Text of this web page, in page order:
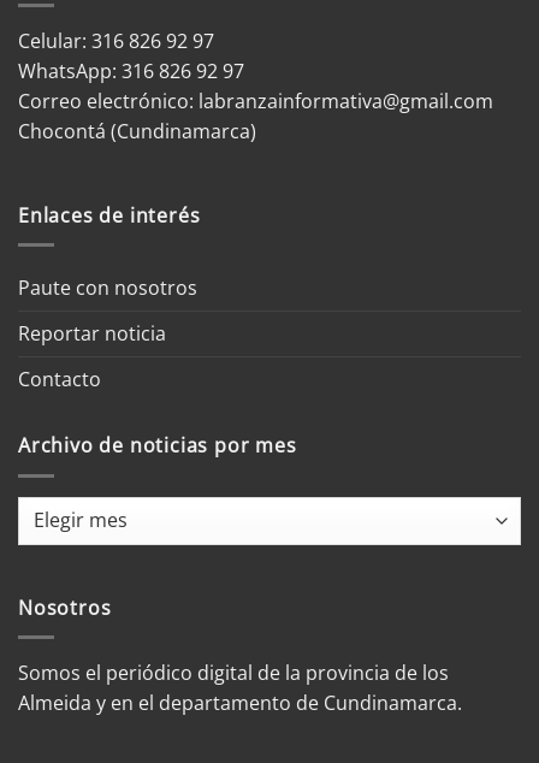
Celular: 316 826 92 97
WhatsApp: 316 826 92 97
Correo electrónico: labranzainformativa@gmail.com
Chocontá (Cundinamarca)
Enlaces de interés
Paute con nosotros
Reportar noticia
Contacto
Archivo de noticias por mes
Archivo
mes
Nosotros
Somos el periódico digital de la provincia de los
Almeida y en el departamento de Cundinamarca.